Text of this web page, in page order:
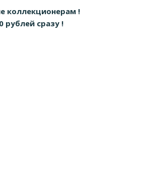
коллекционерам !
рублей сразу !